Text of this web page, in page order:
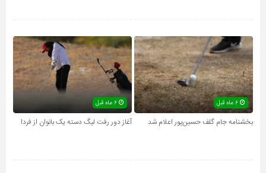
۶ ماه قبل
بخشنامه جام گلف حسین‌پور اعلام شد آغاز دور رفت لیگ دسته یک بانوان از فردا